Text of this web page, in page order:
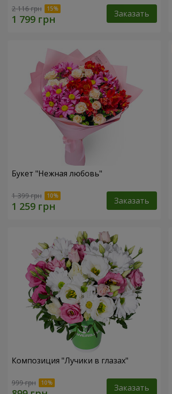
2 116 грн Заказать
Букет "Нежная любовь"
1 399 грн Заказать
Композиция "Лучики в глазах"
999 грн Заказать